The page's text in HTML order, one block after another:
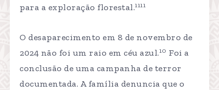
para a exploração florestal.1111
O desaparecimento em 8 de novembro de
2024 não foi um raio em céu azul.10 Foi a
conclusão de uma campanha de terror
documentada. A família denuncia que o